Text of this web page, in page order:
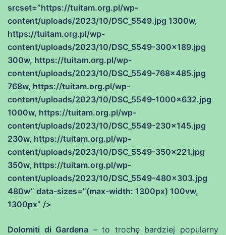
srcset=”https://tuitam.org.pl/wp-
content/uploads/2023/10/DSC_5549.jpg 1300w,
https://tuitam.org.pl/wp-
content/uploads/2023/10/DSC_5549-300×189.jpg
300w, https://tuitam.org.pl/wp-
content/uploads/2023/10/DSC_5549-768×485.jpg
768w, https://tuitam.org.pl/wp-
content/uploads/2023/10/DSC_5549-1000×632.jpg
1000w, https://tuitam.org.pl/wp-
content/uploads/2023/10/DSC_5549-230×145.jpg
230w, https://tuitam.org.pl/wp-
content/uploads/2023/10/DSC_5549-350×221.jpg
350w, https://tuitam.org.pl/wp-
content/uploads/2023/10/DSC_5549-480×303.jpg
480w” data-sizes=”(max-width: 1300px) 100vw,
1300px” />
Dolomiti di Gardena – to trochę bardziej popularny